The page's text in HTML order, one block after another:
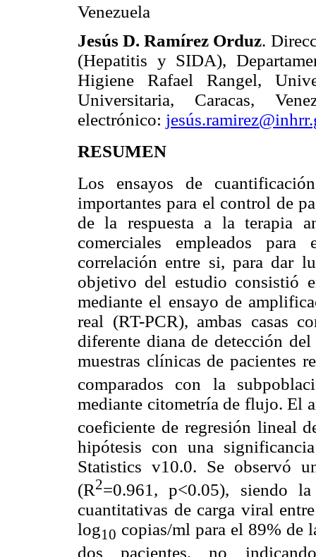
Venezuela
Jesús D. Ramírez Orduz.
(Hepatitis y SIDA),
Higiene Rafael Rangel,
Universitaria, Caracas,
electrónico:
RESUMEN
Los ensayos de
importantes para el control de
de la respuesta a la terapia
comerciales empleados para
correlación entre si, para dar
objetivo del estudio consistió
mediante el ensayo de
real (RT-PCR), ambas casas
diferente diana de detección
muestras clínicas de pacientes
comparados con la
mediante citometría de flujo. El
coeficiente de regresión lineal
hipótesis con una
Statistics v10.0. Se observó
(R2=0.961, p<0.05), siendo
cuantitativas de carga viral
log10 copias/ml para el 89% de
dos pacientes, no